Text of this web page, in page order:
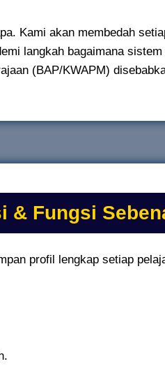
Kami akan membedah
langkah bagaimana
(BAP/KWAPM)
& Fungsi
profil lengkap setiap